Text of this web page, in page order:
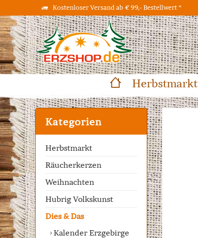
Kostenloser Versand ab € 99,- Bestellwert *
Herbstmarkt
Kategorien
Herbstmarkt
Räucherkerzen
Weihnachten
Hubrig Volkskunst
Dies & Das
Kalender Erzgebirge